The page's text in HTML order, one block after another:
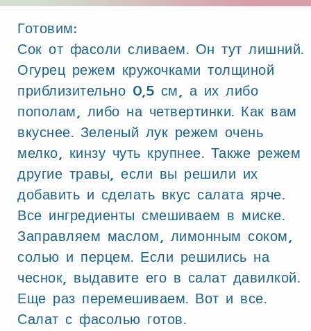
Готовим:
Сок от фасоли сливаем. Он тут лишний.
Огурец режем кружочками толщиной
приблизительно 0,5 см, а их либо
пополам, либо на четвертинки. Как вам
вкуснее. Зеленый лук режем очень
мелко, кинзу чуть крупнее. Также режем
другие травы, если вы решили их
добавить и сделать вкус салата ярче.
Все ингредиенты смешиваем в миске.
Заправляем маслом, лимонным соком,
солью и перцем. Если решились на
чеснок, выдавите его в салат давилкой.
Еще раз перемешиваем. Вот и все.
Салат с фасолью готов.